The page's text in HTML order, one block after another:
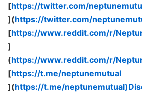
[https://twitter.com/
](https://twitter.com/
[https://www.reddit.com/r/
]
(https://www.reddit.com/r/
[https://t.me/neptunemutual
](https://t.me/